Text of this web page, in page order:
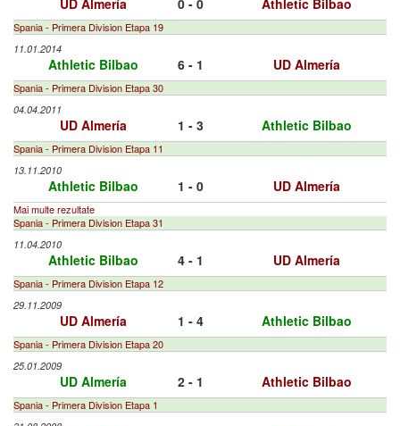
UD Almería 0 - 0 Athletic Bilbao
Spania - Primera Division Etapa 19
11.01.2014
Athletic Bilbao 6 - 1 UD Almería
Spania - Primera Division Etapa 30
04.04.2011
UD Almería 1 - 3 Athletic Bilbao
Spania - Primera Division Etapa 11
13.11.2010
Athletic Bilbao 1 - 0 UD Almería
Mai multe rezultate
Spania - Primera Division Etapa 31
11.04.2010
Athletic Bilbao 4 - 1 UD Almería
Spania - Primera Division Etapa 12
29.11.2009
UD Almería 1 - 4 Athletic Bilbao
Spania - Primera Division Etapa 20
25.01.2009
UD Almería 2 - 1 Athletic Bilbao
Spania - Primera Division Etapa 1